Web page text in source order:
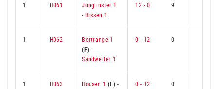
1 H061
Junglinster 1
- Bissen 1
12 - 0 9
1 H062
Bertrange 1
(F) -
Sandweiler 1
0 - 12 0
1 H063 Housen 1 (F) -
0 - 12 0